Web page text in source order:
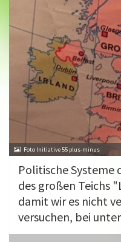
Foto Initiative 55 plus-minus
Politische Systeme
des großen Teichs
damit wir es nicht
versuchen, bei